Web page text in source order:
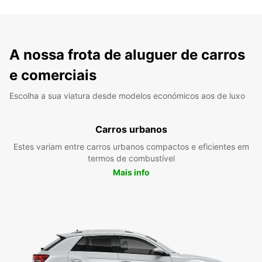
A nossa frota de aluguer de carros
e comerciais
Escolha a sua viatura desde modelos económicos aos de luxo
Carros urbanos
Estes variam entre carros urbanos compactos e eficientes em
termos de combustível
Mais info